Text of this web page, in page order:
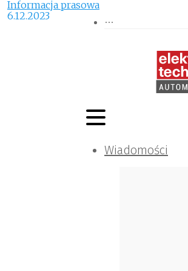
Wiadomości
Informacja prasowa
6.12.2023